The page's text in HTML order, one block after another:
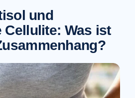
und
Cellulite: Was ist